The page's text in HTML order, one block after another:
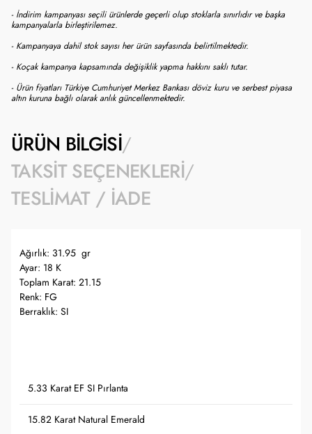
- İndirim kampanyası seçili ürünlerde geçerli olup stoklarla sınırlıdır ve başka
kampanyalarla birleştirilemez.
- Kampanyaya dahil stok sayısı her ürün sayfasında belirtilmektedir.
- Koçak kampanya kapsamında değişiklik yapma hakkını saklı tutar.
- Ürün fiyatları Türkiye Cumhuriyet Merkez Bankası döviz kuru ve serbest piyasa
altın kuruna bağlı olarak anlık güncellenmektedir.
ÜRÜN BILGISI
TAKSIT SEÇENEKLERI
TESLIMAT / İADE
Ağırlık: 31.95 gr
Ayar: 18 K
Toplam Karat: 21.15
Renk: FG
Berraklık: SI
5.33 Karat EF SI Pırlanta
15.82 Karat Natural Emerald